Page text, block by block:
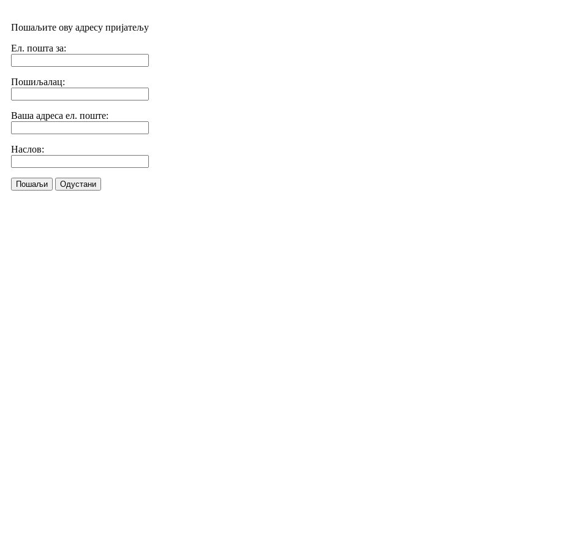
Пошаљите ову адресу пријатељу
Ел. пошта за:
Пошиљалац:
Ваша адреса ел. поште:
Наслов:
Пошаљи Одустани